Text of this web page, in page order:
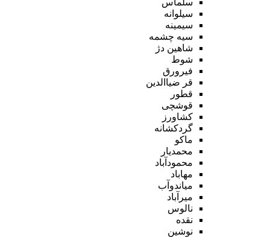
سیلوانه
سیمینه
سیه چشمه
شاهین دژ
شوط
فیرورق
قر ضیاالدین
قطور
قوشچی
کشاورز
گردکشانه
ماکو
محمدیار
محمودآباد
مهاباد
میاندوآب
میرآباد
نالوس
نقده
نوشین